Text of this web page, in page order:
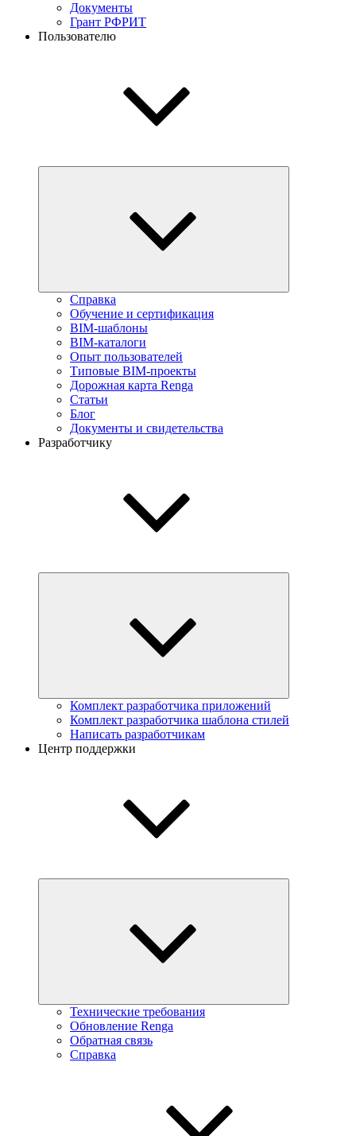
Документы
Грант РФРИТ
Пользователю
Справка
Обучение и сертификация
BIM-шаблоны
BIM-каталоги
Опыт пользователей
Типовые BIM-проекты
Дорожная карта Renga
Статьи
Блог
Документы и свидетельства
Разработчику
Комплект разработчика приложений
Комплект разработчика шаблона стилей
Написать разработчикам
Центр поддержки
Технические требования
Обновление Renga
Обратная связь
Справка